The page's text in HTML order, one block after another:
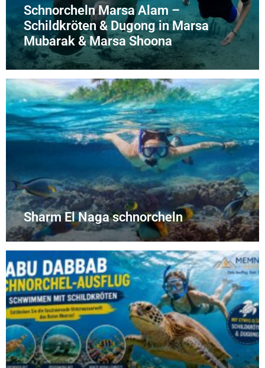
Schnorcheln Marsa Alam –
Schildkröten & Dugong in Marsa
Mubarak & Marsa Shoona
Sharm El Naga schnorcheln